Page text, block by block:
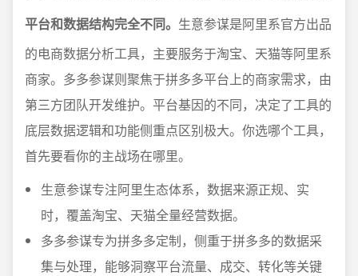
平台和数据结构完全不同。 生意参谋是阿里系官方出品
的电商数据分析工具，主要服务于淘宝、天猫等阿里系
商家。多多参谋则聚焦于拼多多平台上的商家需求，由
第三方团队开发维护。平台基因的不同，决定了工具的
底层数据逻辑和功能侧重点区别极大。你选哪个工具，
首先要看你的主战场在哪里。
生意参谋专注阿里生态体系，数据来源正规、实
时，覆盖淘宝、天猫全量经营数据。
多多参谋专为拼多多定制，侧重于拼多多的数据采
集与处理，能够洞察平台流量、成交、转化等关键